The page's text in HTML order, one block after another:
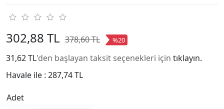
302,88 TL 378,60 TL %20
31,62 TL'den başlayan taksit seçenekleri için tıklayın.
Havale ile : 287,74 TL
Adet